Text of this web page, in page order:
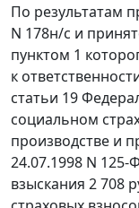
По результатам
N 178н/с и
пунктом 1
к
статьи 19
социальном
производстве и
24.07.1998 N 125-
взыскания 2 708